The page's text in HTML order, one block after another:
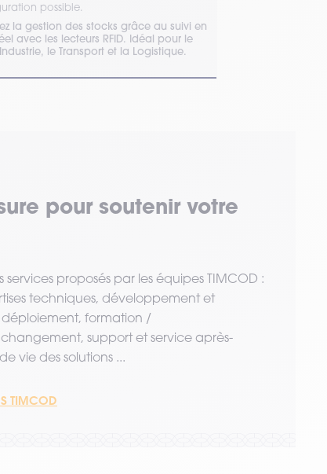
possible.
la gestion des stocks grâce au suivi en
avec les lecteurs RFID. Idéal pour le
le Transport et la Logistique.
pour soutenir votre
services proposés par les équipes TIMCOD :
techniques, développement et
formation /
support et service après-
vie des solutions ...
TIMCOD